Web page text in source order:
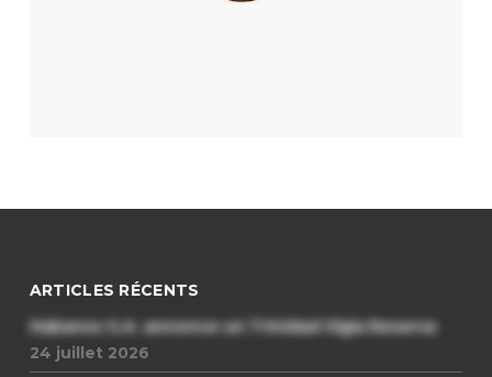
ARTICLES RÉCENTS
Habanos S.A. annonce un Trinidad Vigia Reserva
24 juillet 2026